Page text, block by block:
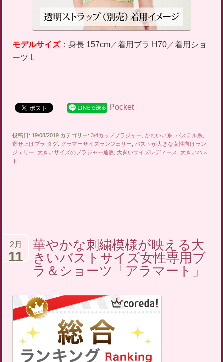
モデルサイズ：身長 157cm／着用ブラ H70／着用ショ
ーツ L
Pocket
投稿日: 19/08/2019 カテゴリー: 3/4カップブラジャー かわいい系 パステル系
寄せ上げブラ タグ: グラマーサイズランジェリー
バストが大きな女性向けラン
ジェリー 大きいサイズのブラジャー通販 大きいサイズレディース
大きいバス
ト
華やかな刺繍模様が映える大
きいバストサイズ女性専用ブ
ラ＆ショーツ「アラマート」
2月
11